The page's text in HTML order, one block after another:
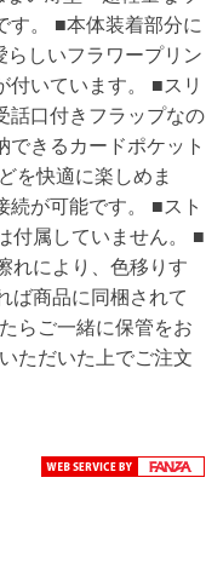
す。 ■本体装着部分に
しいフラワープリン
いています。 ■スリ
話口付きフラップなの
きるカードポケット
を快適に楽しめま
が可能です。 ■スト
付属していません。 ■
れにより、色移りす
ば商品に同梱されて
らご一緒に保管をお
ただいた上でご注文